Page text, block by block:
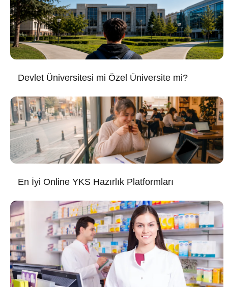
Devlet Üniversitesi mi Özel Üniversite mi?
En İyi Online YKS Hazırlık Platformları